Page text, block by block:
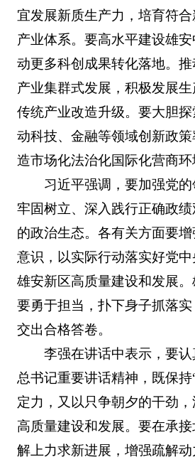
宜发展新质生产力，培育符
产业体系。要高水平建设雄
动更多科创成果转化落地。
产业集群式发展，积极发展
传统产业改造升级。要大胆
动科技、金融等领域创新政
造市场化法治化国际化营商环
习近平强调，要加强党的
牢固树立、深入践行正确政
的政治生态。各有关方面要
意识，以实际行动落实好党
雄安新区高质量建设和发展
要勇于担当，扑下身子抓落
交出合格答卷。
李强在讲话中表示，要
总书记重要讲话精神，既保持
定力，又以只争朝夕的干劲
高质量建设和发展。要在承
解上力求新进展，增强疏解